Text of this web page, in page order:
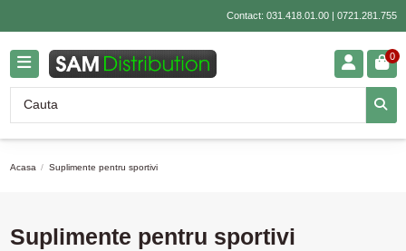
Contact: 031.418.01.00| 0721.281.755
0
Acasa Suplimente pentru sportivi
Suplimente pentru sportivi